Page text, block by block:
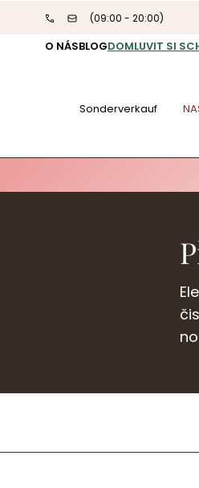
Zum Inhalt(09:00 - 20:00)
O NÁSBLOGDOMLUVIT SI
Sonderverkauf